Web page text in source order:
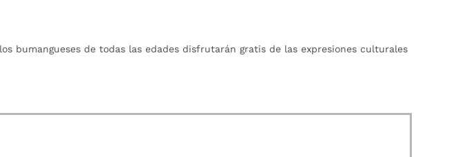
bumangueses de todas las edades disfrutarán gratis de las expresiones culturales